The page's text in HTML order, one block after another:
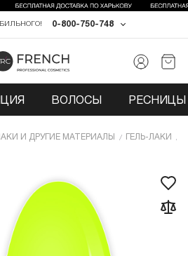
0-800-750-748
ВОЛОСЫ РЕСНИЦЫ
И ДРУГИЕ МАТЕРИАЛЫ ГЕЛЬ-ЛАКИ